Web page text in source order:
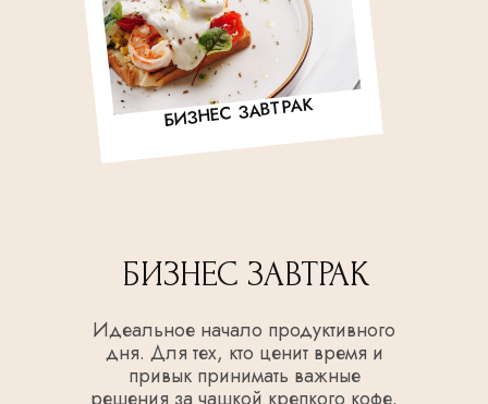
БИЗНЕС ЗАВТРАК
БИЗНЕС ЗАВТРАК
Идеальное начало продуктивного
дня. Для тех, кто ценит время и
привык принимать важные